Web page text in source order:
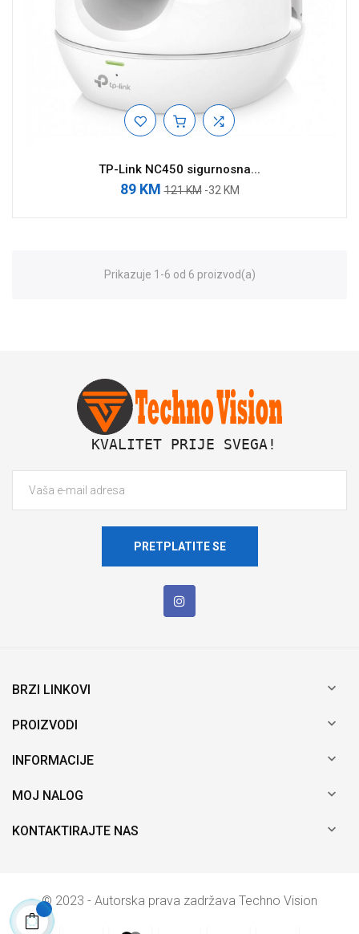
TP-Link NC450 sigurnosna...
89 KM 121 KM -32 KM
Prikazuje 1-6 od 6 proizvod(a)
KVALITET PRIJE SVEGA!
PRETPLATITE SE
BRZI LINKOVI 
PROIZVODI 
INFORMACIJE 
MOJ NALOG 
KONTAKTIRAJTE NAS 
© 2023 - Autorska prava zadržava Techno Vision